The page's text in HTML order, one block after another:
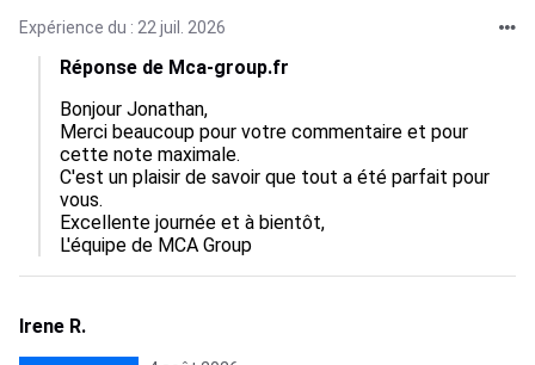
Expérience du : 22 juil. 2026
Réponse de Mca-group.fr
Bonjour Jonathan,
Merci beaucoup pour votre commentaire et pour
cette note maximale.
C'est un plaisir de savoir que tout a été parfait pour
vous.
Excellente journée et à bientôt,
L'équipe de MCA Group
Irene R.